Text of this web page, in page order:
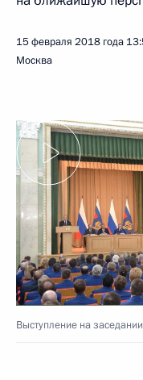
15 февраля 2018 года
Москва
Выступление на